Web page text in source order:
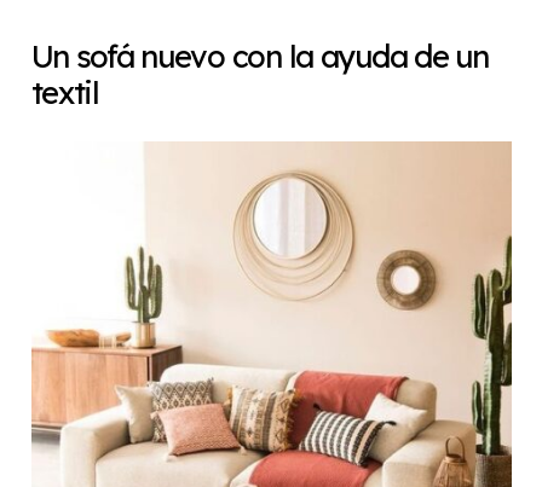
Un sofá nuevo con la ayuda de un
textil